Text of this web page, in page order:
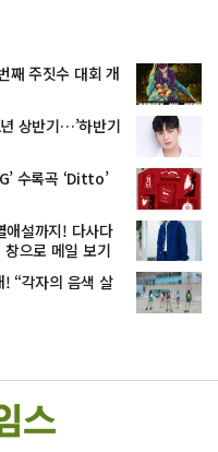
째 주짓수 대회 개
상반기…’하반기
수록곡 ‘Ditto’
애설까지! 다사다
으로 메일 보기
“각자의 음색 살